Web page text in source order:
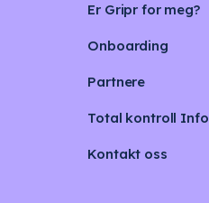
Er Gripr for meg?
Onboarding
Partnere
Total kontroll Info
Kontakt oss